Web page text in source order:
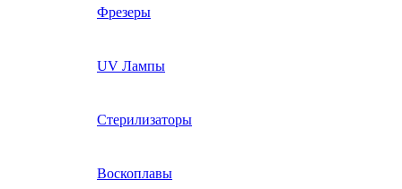
Фрезеры
UV Лампы
Стерилизаторы
Воскоплавы